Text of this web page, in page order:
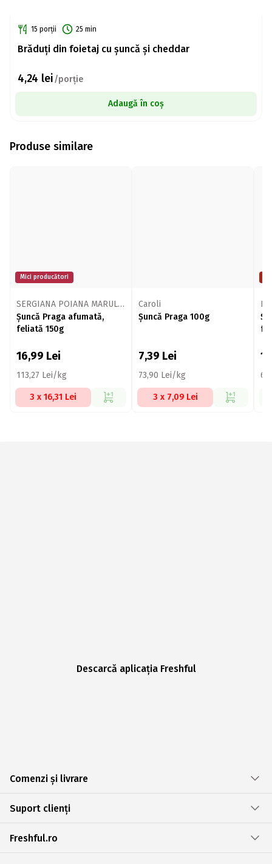
15 porții 25 min
Brăduți din foietaj cu șuncă și cheddar
4,24 lei/porție
Adaugă în coș
Produse similare
Mici producători
SERGIANA POIANA MARULUI
Șuncă Praga afumată,
feliată 150g
16,99 Lei
113,27 Lei/kg
3 x 16,31 Lei
Caroli
Șuncă Praga 100g
7,39 Lei
73,90 Lei/kg
3 x 7,09 Lei
Descarcă aplicația Freshful
Comenzi și livrare
Suport clienți
Freshful.ro